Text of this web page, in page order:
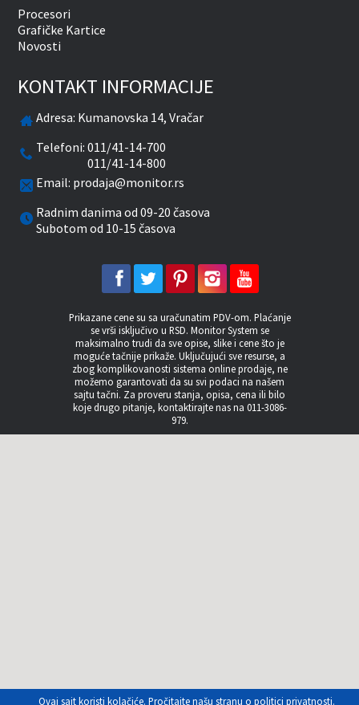
Procesori
Grafičke Kartice
Novosti
KONTAKT INFORMACIJE
Adresa: Kumanovska 14, Vračar
Telefoni:011/41-14-700
011/41-14-800
Email: prodaja@monitor.rs
Radnim danima od 09-20 časova
Subotom od 10-15 časova
facebook
twitterpinterestinstagramyoutube
Prikazane cene su sa uračunatim PDV-om. Plaćanje
se vrši isključivo u RSD. Monitor System se
maksimalno trudi da sve opise, slike i cene što je
moguće tačnije prikaže. Uključujući sve resurse, a
zbog komplikovanosti sistema online prodaje, ne
možemo garantovati da su svi podaci na našem
sajtu tačni. Za proveru stanja, opisa, cena ili bilo
koje drugo pitanje, kontaktirajte nas na 011-3086-
979.
Ovaj sajt koristi kolačiće. Pročitajte našu stranu o politici privatnosti.